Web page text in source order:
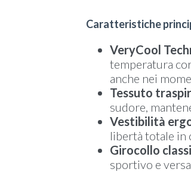
Caratteristiche
VeryCool
temperatura
anche nei
Tessuto
sudore,
Vestibilità
libertà totale in
Girocollo
sportivo e